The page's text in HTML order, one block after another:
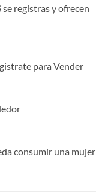
registras y ofrecen
para Vender
consumir una mujer